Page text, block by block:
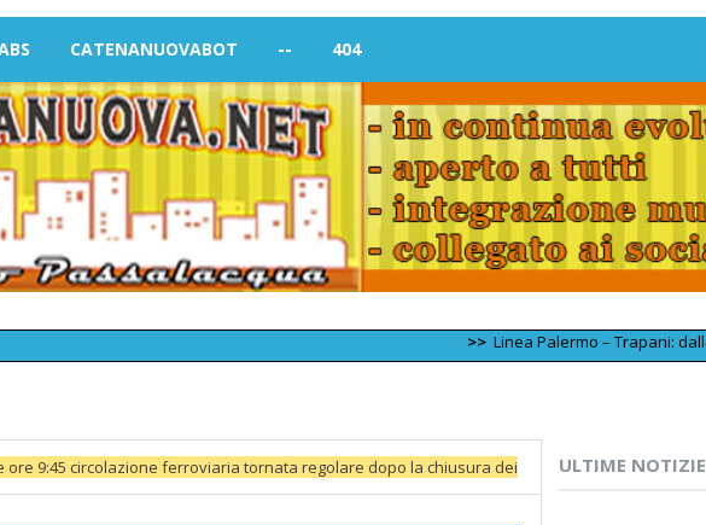
CATENANUOVABOT -- 404
Linea Palermo – Trapani: dalle ore
ore 9:45 circolazione ferroviaria tornata regolare dopo la chiusura dei ULTIME NOTIZIE